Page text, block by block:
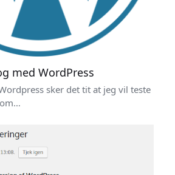
med WordPress
sker det tit at jeg vil teste